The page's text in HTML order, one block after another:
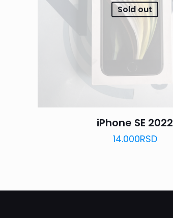
Sold out
iPhone SE 2022
14.000RSD